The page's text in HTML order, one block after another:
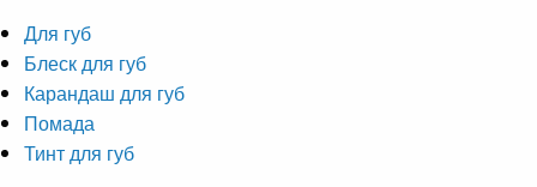
Для губ
Блеск для губ
Карандаш для губ
Помада
Тинт для губ